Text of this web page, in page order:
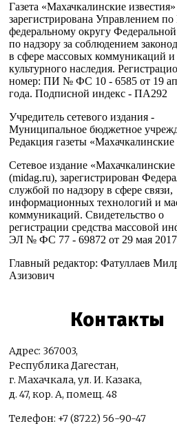
Газета «Махачкалинские известия»
зарегистрирована Управлением
федеральному округу
по надзору за соблюдением
в сфере массовых коммуникаций и
культурного наследия.
номер: ПИ № ФС 10 - 6585 от 19
года. Подписной индекс - ПА292
Учредитель сетевого издания -
Муниципальное бюджетное
Редакция газеты «Махачкалинские
Сетевое издание «Махачкалинские
(midag.ru), зарегистрирован
службой по надзору в сфере связи,
информационных технологий и
коммуникаций. Свидетельство о
регистрации средства массовой
ЭЛ № ФС 77 - 69872 от 29 мая 2017
Главный редактор: Фатуллаев
Азизович
Контакты
Адрес: 367003,
Республика Дагестан,
г. Махачкала, ул. И. Казака,
д. 47, кор. А, помещ. 48
Телефон: +7 (8722) 56-90-47